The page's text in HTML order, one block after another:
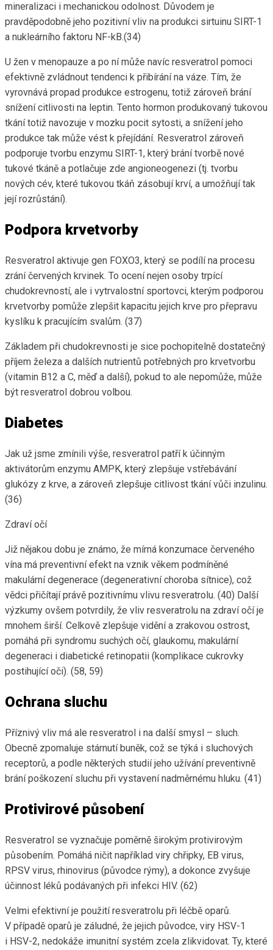
mineralizaci i mechanickou odolnost. Důvodem je
pravděpodobně jeho pozitivní vliv na produkci sirtuinu SIRT-1
a nukleárního faktoru NF-kB.(34)
U žen v menopauze a po ní může navíc resveratrol pomoci
efektivně zvládnout tendenci k přibírání na váze. Tím, že
vyrovnává propad produkce estrogenu, totiž zároveň brání
snížení citlivosti na leptin. Tento hormon produkovaný tukovou
tkání totiž navozuje v mozku pocit sytosti, a snížení jeho
produkce tak může vést k přejídání. Resveratrol zároveň
podporuje tvorbu enzymu SIRT-1, který brání tvorbě nové
tukové tkáně a potlačuje zde angioneogenezi (tj. tvorbu
nových cév, které tukovou tkáň zásobují krví, a umožňují tak
její rozrůstání).
Podpora krvetvorby
Resveratrol aktivuje gen FOXO3, který se podílí na procesu
zrání červených krvinek. To ocení nejen osoby trpící
chudokrevností, ale i vytrvalostní sportovci, kterým podporou
krvetvorby pomůže zlepšit kapacitu jejich krve pro přepravu
kyslíku k pracujícím svalům. (37)
Základem při chudokrevnosti je sice pochopitelně dostatečný
příjem železa a dalších nutrientů potřebných pro krvetvorbu
(vitamin B12 a C, měď a další), pokud to ale nepomůže, může
být resveratrol dobrou volbou.
Diabetes
Jak už jsme zmínili výše, resveratrol patří k účinným
aktivátorům enzymu AMPK, který zlepšuje vstřebávání
glukózy z krve, a zároveň zlepšuje citlivost tkání vůči inzulinu.
(36)
Zdraví očí
Již nějakou dobu je známo, že mírná konzumace červeného
vína má preventivní efekt na vznik věkem podmíněné
makulární degenerace (degenerativní choroba sítnice), což
vědci přičítají právě pozitivnímu vlivu resveratrolu. (40) Další
výzkumy ovšem potvrdily, že vliv resveratrolu na zdraví očí je
mnohem širší. Celkově zlepšuje vidění a zrakovou ostrost,
pomáhá při syndromu suchých očí, glaukomu, makulární
degeneraci i diabetické retinopatii (komplikace cukrovky
postihující oči). (58, 59)
Ochrana sluchu
Příznivý vliv má ale resveratrol i na další smysl – sluch.
Obecně zpomaluje stárnutí buněk, což se týká i sluchových
receptorů, a podle některých studií jeho užívání preventivně
brání poškození sluchu při vystavení nadměrnému hluku. (41)
Protivirové působení
Resveratrol se vyznačuje poměrně širokým protivirovým
působením. Pomáhá ničit například viry chřipky, EB virus,
RPSV virus, rhinovirus (původce rýmy), a dokonce zvyšuje
účinnost léků podávaných při infekci HIV. (62)
Velmi efektivní je použití resveratrolu při léčbě oparů.
V případě oparů je záludné, že jejich původce, viry HSV-1
i HSV-2, nedokáže imunitní systém zcela zlikvidovat. Ty, které